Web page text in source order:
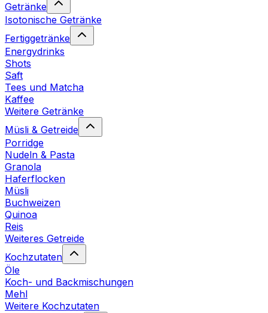
Getränke
Isotonische Getränke
Fertiggetränke
Energydrinks
Shots
Saft
Tees und Matcha
Kaffee
Weitere Getränke
Müsli & Getreide
Porridge
Nudeln & Pasta
Granola
Haferflocken
Müsli
Buchweizen
Quinoa
Reis
Weiteres Getreide
Kochzutaten
Öle
Koch- und Backmischungen
Mehl
Weitere Kochzutaten